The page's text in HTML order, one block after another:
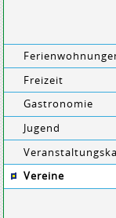
Freizeit
Gastronomie
Jugend
Vereine